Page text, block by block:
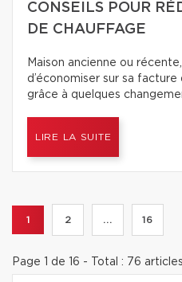
CONSEILS POUR
DE CHAUFFAGE
Maison ancienne ou
d’économiser sur sa
grâce à quelques
LIRE LA SUITE
1 2 ... 16
Page 1 de 16 - Total : 76 articles